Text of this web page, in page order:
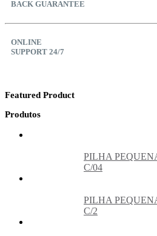
BACK GUARANTEE
ONLINE
SUPPORT 24/7
Featured Product
Produtos
PILHA
C/04
PILHA
C/2